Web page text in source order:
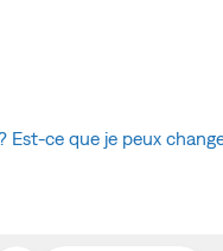
Est-ce que je peux